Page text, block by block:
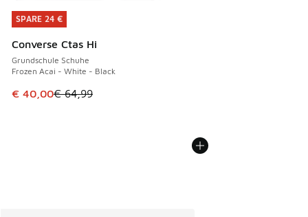
SPARE 24 €
Converse Ctas Hi
Grundschule Schuhe
Frozen Acai - White - Black
Dieser Artikel ist im Sale. Der Preis ist von € 64,99 auf €
€ 40,00€ 64,99
SPARE 24 €